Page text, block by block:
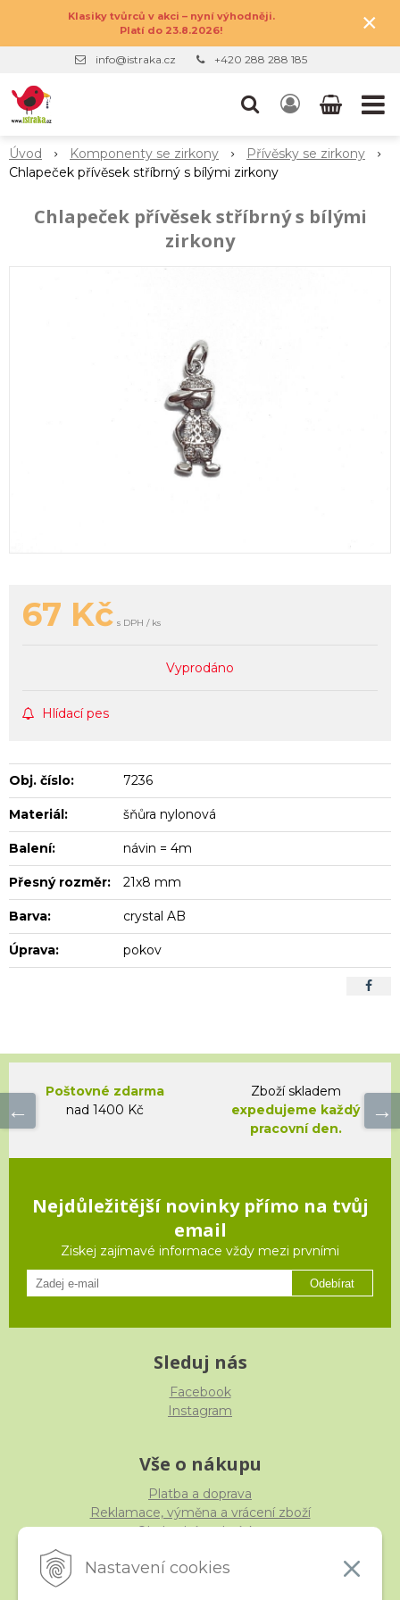
Nastavení cookies
Klasiky tvůrců v akci – nyní výhodněji.
Platí do 23.8.2026!
×
info@istraka.cz +420 288 288 185
Úvod Komponenty se zirkony
Přívěsky se zirkony
Chlapeček přívěsek stříbrný s bílými zirkony
Chlapeček přívěsek stříbrný s bílými
zirkony
67 Kč s DPH / ks
Vyprodáno
Hlídací pes
Obj. číslo: 7236
Materiál: šňůra nylonová
Balení: návin = 4m
Přesný rozměr: 21x8 mm
Barva: crystal AB
Úprava: pokov
Poštovné zdarma
nad 1400 Kč
Zboží skladem
expedujeme každý
pracovní den.
Nejdůležitější novinky přímo na tvůj
email
Ziskej zajímavé informace vždy mezi prvními
Odebírat
Sleduj nás
Facebook
Instagram
Vše o nákupu
Platba a doprava
Reklamace, výměna a vrácení zboží
Obchodní podmínky